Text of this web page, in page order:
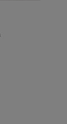
quantité